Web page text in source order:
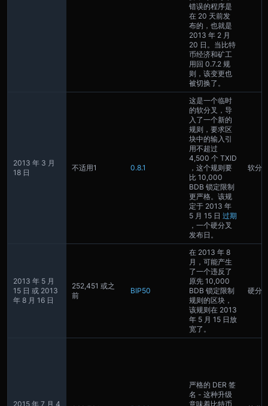
错误的程序是
在 20 天前发
布的，也就是
2013 年 2 月
20 日。当比特
币经济和矿工
用回 0.7.2 规
则，该变更也
被切换了。
2013 年 3 月
18 日
不适用1 0.8.1
这是一个临时
的软分叉，导
入了一个新的
规则，要求区
块中的输入引
用不超过
4,500 个 TXID
，这个规则要
比 10,000
BDB 锁定限制
更严格。该规
定于 2013 年
5 月 15 日 过期
，一个硬分叉
发布日。
软分
2013 年 5 月
15 日 或 2013
年 8 月 16 日
252,451 或之
前
BIP50
在 2013 年 8
月，可能产生
了一个违反了
原先 10,000
BDB 锁定限制
规则的区块，
该规则在 2013
年 5 月 15 日放
宽了。
硬分
2015 年 7 月 4
严格的 DER 签
名 - 这种升级
意味着比特币